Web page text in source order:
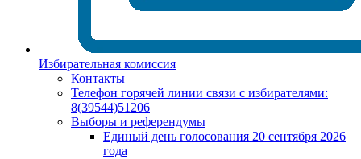
Избирательная комиссия
Контакты
Телефон горячей линии связи с избирателями:
8(39544)51206
Выборы и референдумы
Единый день голосования 20 сентября 2026
года